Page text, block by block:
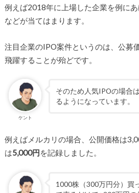
例えば2018年に上場した企業を例に
などが当てはまります。
注目企業のIPO案件というのは、公募
飛躍することが殆どです。
ケント
そのため人気IPOの場合
るようになっています。
例えばメルカリの場合、公開価格は
は5,000円 を記録しました。
1000株（300万円分）買